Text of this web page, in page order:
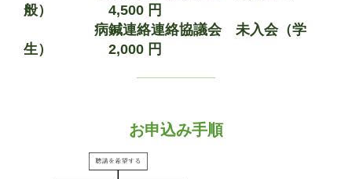
般）
4,500 円
病鍼連絡連絡協議会 未入会（学
生）
2,000 円
お申込み手順